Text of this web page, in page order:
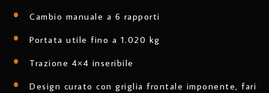
Cambio manuale a 6 rapporti
Portata utile fino a 1.020 kg
Trazione 4×4 inseribile
Design curato con griglia frontale imponente, fari